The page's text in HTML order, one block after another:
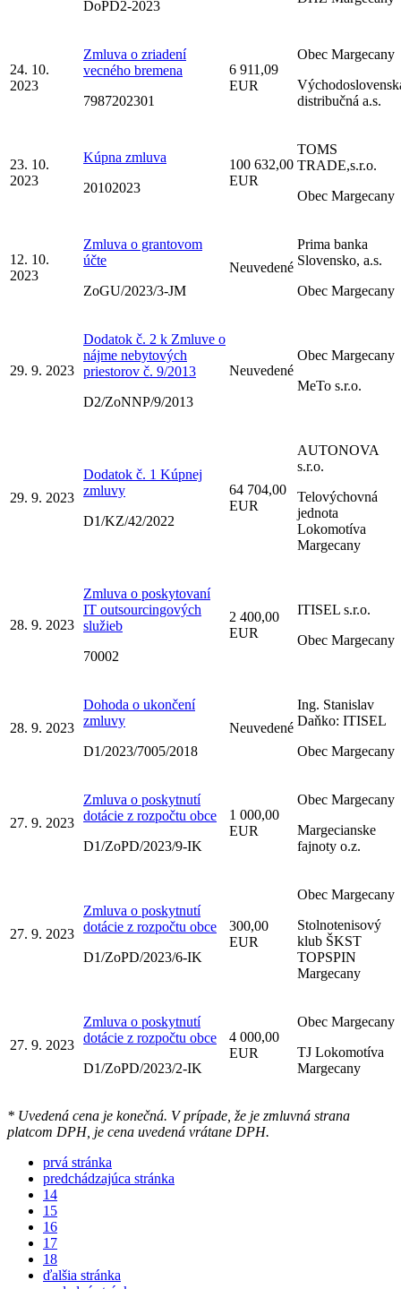
DoPD2-2023
24. 10.
2023
Zmluva o zriadení
vecného bremena
7987202301
6 911,09
EUR
Obec Margecany
distribučná a.s.
23. 10.
2023
Kúpna zmluva
20102023
100 632,00
EUR
TOMS
TRADE,s.r.o.
Obec Margecany
12. 10.
2023
Zmluva o grantovom
účte
ZoGU/2023/3-JM
Neuvedené
Prima banka
Slovensko, a.s.
Obec Margecany
29. 9. 2023
Dodatok č. 2 k Zmluve o
nájme nebytových
priestorov č. 9/2013
D2/ZoNNP/9/2013
Neuvedené
Obec Margecany
MeTo s.r.o.
29. 9. 2023
Dodatok č. 1 Kúpnej
zmluvy
D1/KZ/42/2022
64 704,00
EUR
AUTONOVA
s.r.o.
Telovýchovná
jednota
Lokomotíva
Margecany
28. 9. 2023
Zmluva o poskytovaní
IT outsourcingových
služieb
70002
2 400,00
EUR
ITISEL s.r.o.
Obec Margecany
28. 9. 2023
Dohoda o ukončení
zmluvy
D1/2023/7005/2018
Neuvedené
Ing. Stanislav
Daňko: ITISEL
Obec Margecany
27. 9. 2023
Zmluva o poskytnutí
dotácie z rozpočtu obce
D1/ZoPD/2023/9-IK
1 000,00
EUR
Obec Margecany
Margecianske
fajnoty o.z.
27. 9. 2023
Zmluva o poskytnutí
dotácie z rozpočtu obce
D1/ZoPD/2023/6-IK
300,00
EUR
Obec Margecany
Stolnotenisový
klub ŠKST
TOPSPIN
Margecany
27. 9. 2023
Zmluva o poskytnutí
dotácie z rozpočtu obce
D1/ZoPD/2023/2-IK
4 000,00
EUR
Obec Margecany
TJ Lokomotíva
Margecany
* Uvedená cena je konečná. V prípade, že je zmluvná strana
platcom DPH, je cena uvedená vrátane DPH.
prvá stránka
predchádzajúca stránka
14
15
16
17
18
ďalšia stránka